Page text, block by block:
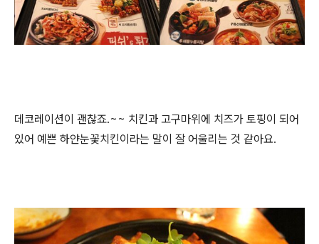
데코레이션이 괜찮죠.~~ 치킨과 고구마위에 치즈가 토핑이 되어
있어 예쁜 하얀눈꽃치킨이라는 말이 잘 어울리는 것 같아요.